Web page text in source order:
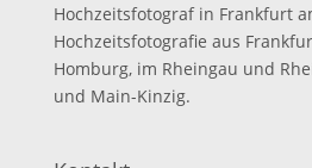
Hochzeitsfotograf in Frankfurt
Hochzeitsfotografie aus
Homburg, im Rheingau und
und Main-Kinzig.